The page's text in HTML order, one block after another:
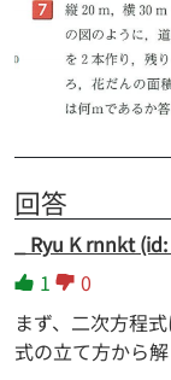
回答
_ Ryu K rnnkt
1
0
まず、二次方程
式の立て方から